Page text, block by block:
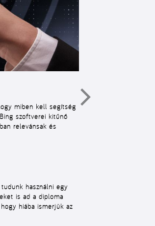
miben kell segítség
szoftverei kitűnő
relevánsak és
használni egy
is ad a diploma
hiába ismerjük az